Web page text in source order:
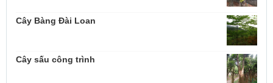
Cây Bàng Đài Loan
Cây sấu công trình